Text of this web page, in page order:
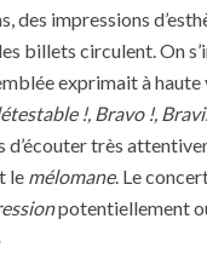
des impressions
billets circulent. On
exprimait à haute
!, Bravo !,
d’écouter très
le mélomane. Le
potentiellement